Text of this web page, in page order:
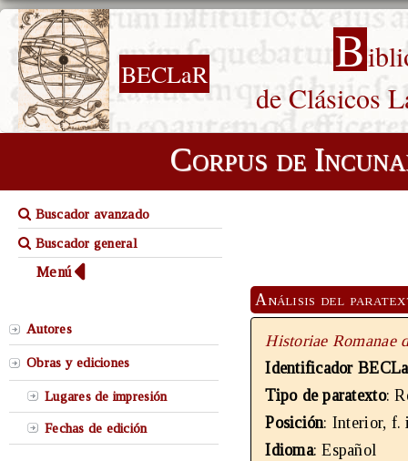
BECLaR B
de Clásicos
Corpus de
Buscador avanzado
Buscador general
Menú
Autores
Obras y ediciones
Lugares de impresión
Fechas de edición
Análisis del
Historiae Romanae
Identificador
Tipo de paratexto:
Posición: Interior,
Idioma: Español